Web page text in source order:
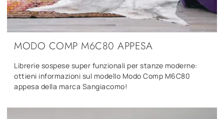
MODO COMP M6C80 APPESA
Librerie sospese super funzionali per stanze moderne:
ottieni informazioni sul modello Modo Comp M6C80
appesa della marca Sangiacomo!